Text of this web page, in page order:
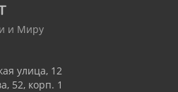
и Миру
улица, 12
52, корп. 1